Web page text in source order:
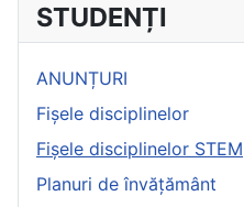
STUDENȚI
ANUNȚURI
Fișele disciplinelor
Fișele disciplinelor STEM
Planuri de învățământ